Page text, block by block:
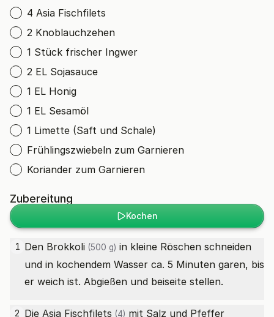
4 Asia Fischfilets
2 Knoblauchzehen
1 Stück frischer Ingwer
2 EL Sojasauce
1 EL Honig
1 EL Sesamöl
1 Limette (Saft und Schale)
Frühlingszwiebeln zum Garnieren
Koriander zum Garnieren
Zubereitung
Kochen
1 Den Brokkoli (500 g) in kleine Röschen schneiden
und in kochendem Wasser ca. 5 Minuten garen, bis
er weich ist. Abgießen und beiseite stellen.
2 Die Asia Fischfilets (4) mit Salz und Pfeffer